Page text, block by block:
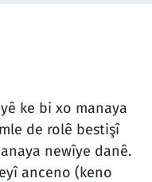
ke bi xo manaya
de rolê bestişî
newîye danê.
anceno (keno